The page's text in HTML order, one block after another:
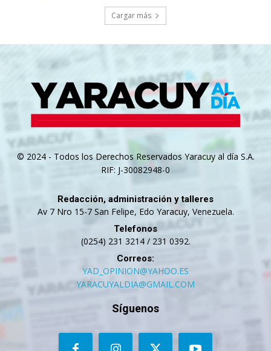
Cargar más
© 2024 - Todos los Derechos Reservados Yaracuy al día S.A.
RIF: J-30082948-0
Redacción, administración y talleres
Av 7 Nro 15-7 San Felipe, Edo Yaracuy, Venezuela.
Telefonos
(0254) 231 3214 / 231 0392.
Correos:
YAD_OPINION@YAHOO.ES
YARACUYALDIA@GMAIL.COM
Síguenos